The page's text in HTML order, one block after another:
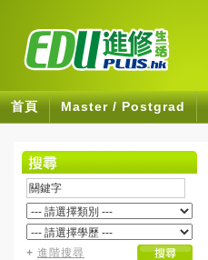
首頁 Master / Postgrad
+ 進階搜尋